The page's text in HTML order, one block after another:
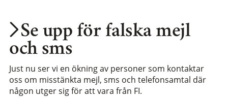
Se upp för falska mejl
och sms
Just nu ser vi en ökning av personer som kontaktar
oss om misstänkta mejl, sms och telefonsamtal där
någon utger sig för att vara från FI.